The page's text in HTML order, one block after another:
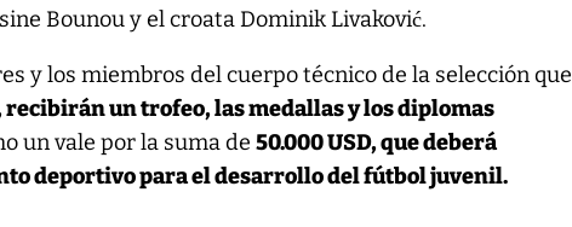
Bounou y el croata Dominik Livaković.
y los miembros del cuerpo técnico de la selección que
recibirán un trofeo, las medallas y los diplomas
un vale por la suma de50.000 USD, que deberá
deportivo para el desarrollo del fútbol juvenil.